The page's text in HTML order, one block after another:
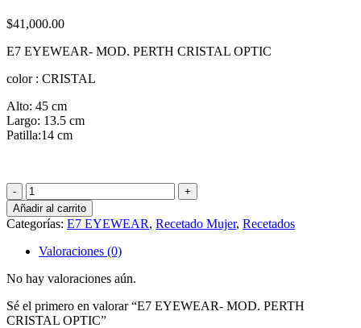
$41,000.00
E7 EYEWEAR- MOD. PERTH CRISTAL OPTIC
color : CRISTAL
Alto: 45 cm
Largo: 13.5 cm
Patilla:14 cm
E7
EYEWEAR-
MOD.
PERTH
CRISTAL
OPTIC
cantidad
Añadir al carrito
Categorías: E7 EYEWEAR, Recetado Mujer, Recetados
Valoraciones (0)
No hay valoraciones aún.
Sé el primero en valorar “E7 EYEWEAR- MOD. PERTH
CRISTAL OPTIC”